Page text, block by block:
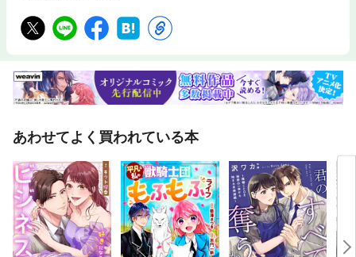
あわせてよく買われている本